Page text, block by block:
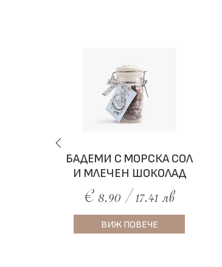
БАДЕМИ С МОРСКА СОЛ
И МЛЕЧЕН ШОКОЛАД
€ 8.90 / 17.41 лв
ВИЖ ПОВЕЧЕ